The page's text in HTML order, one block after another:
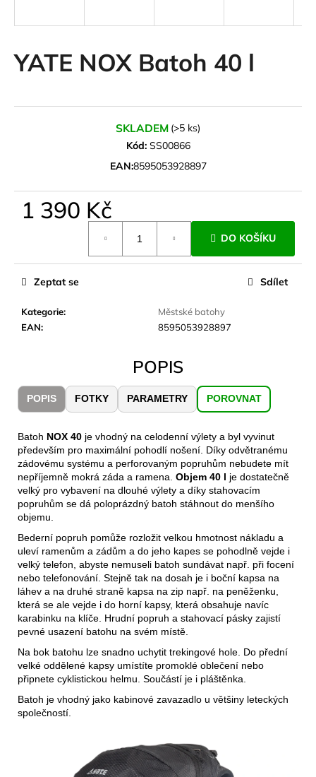
YATE NOX Batoh 40 l
SKLADEM (>5 ks)
Kód: SS00866
EAN:8595053928897
1 390 Kč
DO KOŠÍKU
Kategorie:
Městské batohy
EAN: 8595053928897
Zeptat se Sdílet
POPIS
POPIS FOTKY PARAMETRY POROVNAT
Batoh NOX 40 je vhodný na celodenní výlety a byl vyvinut
především pro maximální pohodlí nošení. Díky odvětranému
zádovému systému a perforovaným popruhům nebudete mít
nepříjemně mokrá záda a ramena. Objem 40 l je dostatečně
velký pro vybavení na dlouhé výlety a díky stahovacím
popruhům se dá poloprázdný batoh stáhnout do menšího
objemu.
Bederní popruh pomůže rozložit velkou hmotnost nákladu a
uleví ramenům a zádům a do jeho kapes se pohodlně vejde i
velký telefon, abyste nemuseli batoh sundávat např. při focení
nebo telefonování. Stejně tak na dosah je i boční kapsa na
láhev a na druhé straně kapsa na zip např. na peněženku,
která se ale vejde i do horní kapsy, která obsahuje navíc
karabinku na klíče. Hrudní popruh a stahovací pásky zajistí
pevné usazení batohu na svém místě.
Na bok batohu lze snadno uchytit trekingové hole. Do přední
velké oddělené kapsy umístíte promoklé oblečení nebo
připnete cyklistickou helmu. Součástí je i pláštěnka.
Batoh je vhodný jako kabinové zavazadlo u většiny leteckých
společností.
í
t
HLEDAT
u
u
m
JOMA
SIERRA
25
BĚŽECKÉ
TRAILOVÉ
BOTY
PÁNSKÉ
BLUE
1
603
Kč
Původně:
2
290
Kč